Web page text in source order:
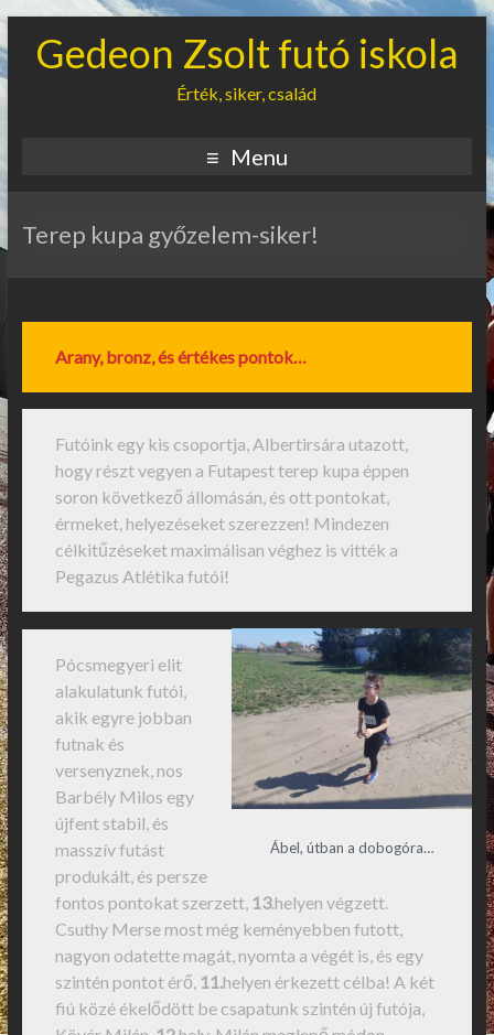
Gedeon Zsolt futó iskola
Érték, siker, család
Menu
Terep kupa győzelem-siker!
Arany, bronz, és értékes pontok…
Futóink egy kis csoportja, Albertirsára utazott,
hogy részt vegyen a Futapest terep kupa éppen
soron következő állomásán, és ott pontokat,
érmeket, helyezéseket szerezzen! Mindezen
célkitűzéseket maximálisan véghez is vitték a
Pegazus Atlétika futói!
Ábel, útban a dobogóra…
Pócsmegyeri elit
alakulatunk futói,
akik egyre jobban
futnak és
versenyznek, nos
Barbély Milos egy
újfent stabil, és
masszív futást
produkált, és persze
fontos pontokat szerzett,13.helyen végzett.
Csuthy Merse most még keményebben futott,
nagyon odatette magát, nyomta a végét is, és egy
szintén pontot érő, 11.helyen érkezett célba! A két
fiú közé ékelődött be csapatunk szintén új futója,